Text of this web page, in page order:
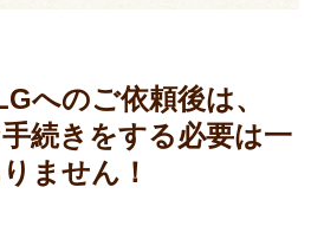
へのご依頼後は、
続きをする必要は一
ません！